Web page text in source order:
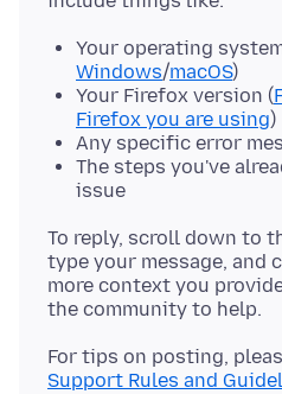
Your operating
Windows/macOS)
Your Firefox version (
Firefox you are using)
Any specific error
The steps you've
issue
To reply, scroll down to
type your message, and
more context you
For tips on posting,
Support Rules and